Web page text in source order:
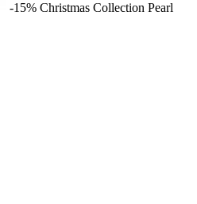
-15% Christmas Collection Pearl